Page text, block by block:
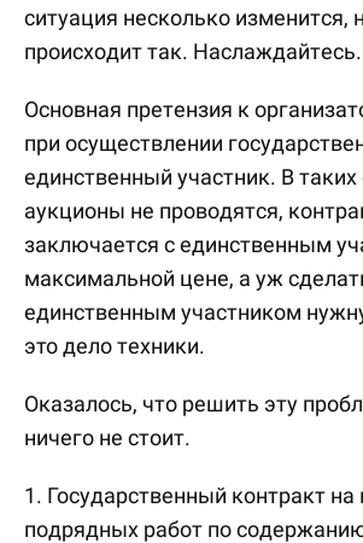
ситуация несколько изменится,
происходит так. Наслаждайтесь.
Основная претензия к
при осуществлении
единственный участник. В таких
аукционы не проводятся,
заключается с единственным
максимальной цене, а уж
единственным участником
это дело техники.
Оказалось, что решить эту
ничего не стоит.
1. Государственный контракт
подрядных работ по